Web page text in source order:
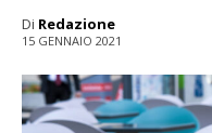
Di Redazione
15 GENNAIO 2021